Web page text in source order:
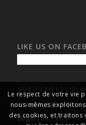
LIKE US ON
ARTICLES LES
Accueil (113 144)
Login (23 182)
Le respect de votre vie
nous-mêmes
des cookies, et traitons